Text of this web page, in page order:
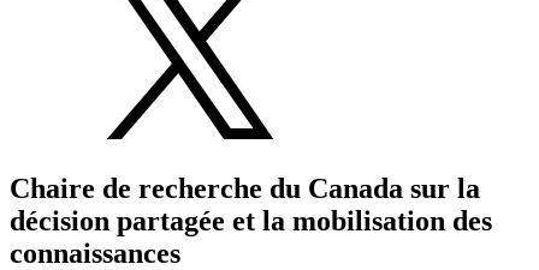
Chaire de recherche du Canada sur la
décision partagée et la mobilisation des
connaissances